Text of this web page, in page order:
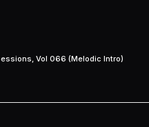
Vol 066 (Melodic Intro)